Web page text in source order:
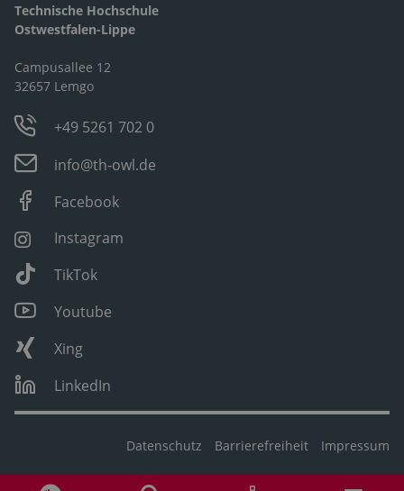
Technische Hochschule
Ostwestfalen-Lippe
Campusallee 12
32657 Lemgo
+49 5261 702 0
info@th-owl.de
Facebook
Instagram
TikTok
Youtube
Xing
LinkedIn
Datenschutz Barrierefreiheit Impressum